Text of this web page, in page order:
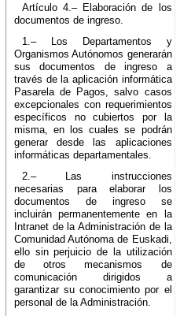
Artículo 4.– Elaboración de los
documentos de ingreso.
1.– Los Departamentos y
Organismos Autónomos generarán
sus documentos de ingreso a
través de la aplicación informática
Pasarela de Pagos, salvo casos
excepcionales con requerimientos
específicos no cubiertos por la
misma, en los cuales se podrán
generar desde las aplicaciones
informáticas departamentales.
2.– Las instrucciones
necesarias para elaborar los
documentos de ingreso se
incluirán permanentemente en la
Intranet de la Administración de la
Comunidad Autónoma de Euskadi,
ello sin perjuicio de la utilización
de otros mecanismos de
comunicación dirigidos a
garantizar su conocimiento por el
personal de la Administración.